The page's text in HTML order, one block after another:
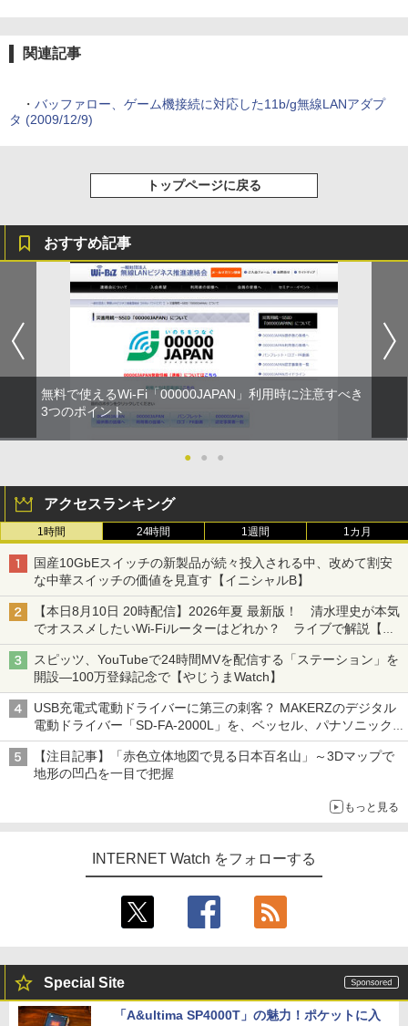
関連記事
・ バッファロー、ゲーム機接続に対応した11b/g無線LANアダプ
タ (2009/12/9)
トップページに戻る
おすすめ記事
無料で使えるWi-Fi「00000JAPAN」利用時に注意すべき
3つのポイント
● ● ●
アクセスランキング
1時間 24時間 1週間 1カ月
国産10GbEスイッチの新製品が続々投入される中、改めて割安
な中華スイッチの価値を見直す【イニシャルB】
【本日8月10日 20時配信】2026年夏 最新版！ 清水理史が本気
でオススメしたいWi-Fiルーターはどれか？ ライブで解説【清
水理史の「イニシャルB」チャンネル】
スピッツ、YouTubeで24時間MVを配信する「ステーション」を
開設―100万登録記念で【やじうまWatch】
USB充電式電動ドライバーに第三の刺客？ MAKERZのデジタル
電動ドライバー「SD-FA-2000L」を、ベッセル、パナソニック
と比較してみた記事に注目が集まる【アクセスランキング】
【注目記事】「赤色立体地図で見る日本百名山」～3Dマップで
地形の凹凸を一目で把握
もっと見る
INTERNET Watch をフォローする
Special Site
「A&ultima SP4000T」の魅力！ポケットに入